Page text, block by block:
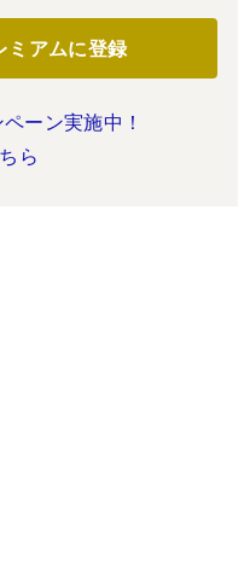
ミアムに登録
ーン実施中！
ら